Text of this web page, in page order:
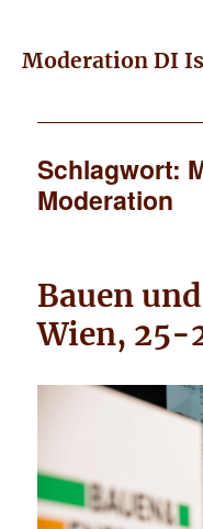
Moderation DI
Schlagwort:
Moderation
Bauen
Wien, 25-